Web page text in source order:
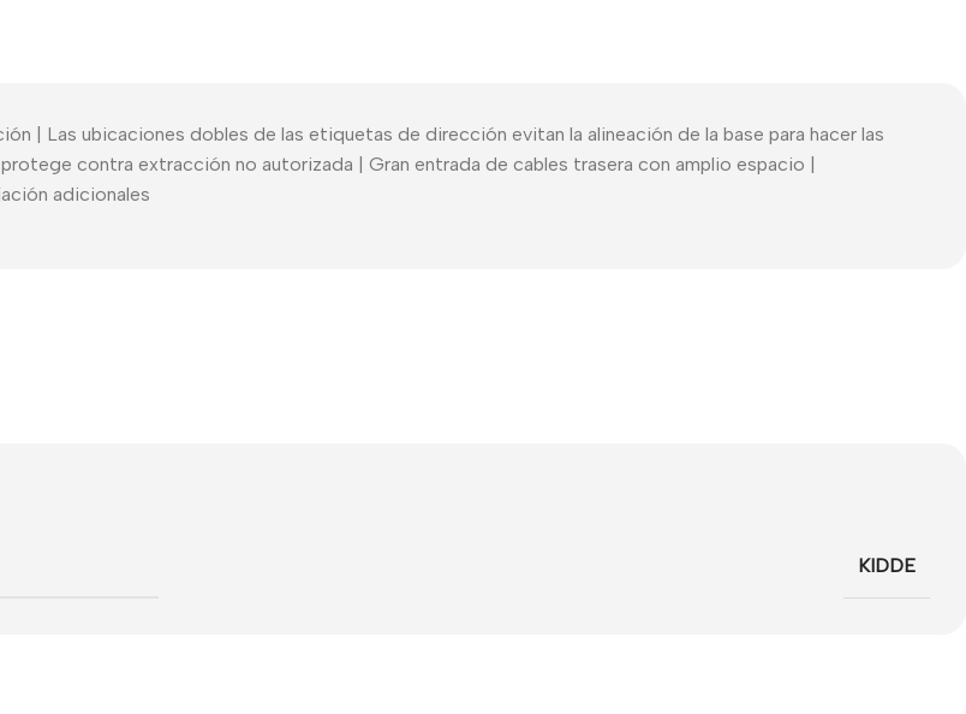
| Las ubicaciones dobles de las etiquetas de dirección evitan la alineación de la base para hacer las
contra extracción no autorizada | Gran entrada de cables trasera con amplio espacio |
adicionales
KIDDE